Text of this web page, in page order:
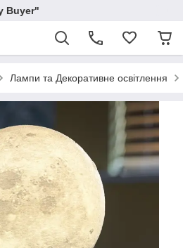
Buyer"
Лампи та Декоративне освітлення